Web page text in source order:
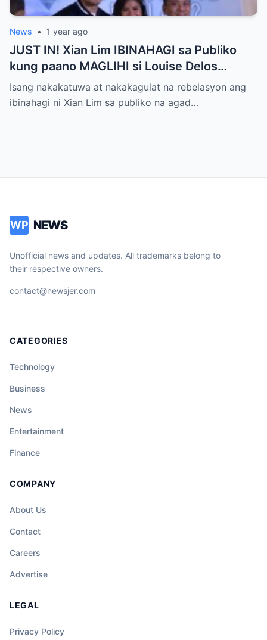
News • 1 year ago
JUST IN! Xian Lim IBINAHAGI sa Publiko
kung paano MAGLIHI si Louise Delos
Reyes!
Isang nakakatuwa at nakakagulat na rebelasyon ang
ibinahagi ni Xian Lim sa publiko na agad…
WP NEWS
Unofficial news and updates. All trademarks belong to
their respective owners.
contact@newsjer.com
CATEGORIES
Technology
Business
News
Entertainment
Finance
COMPANY
About Us
Contact
Careers
Advertise
LEGAL
Privacy Policy